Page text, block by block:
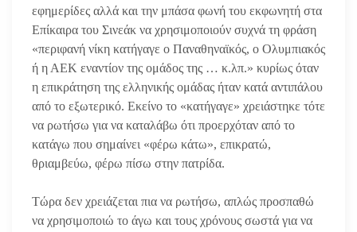
εφημερίδες αλλά και την μπάσα φωνή του εκφωνητή στα
Επίκαιρα του Σινεάκ να χρησιμοποιούν συχνά τη φράση
«περιφανή νίκη κατήγαγε ο Παναθηναϊκός, ο Ολυμπιακός
ή η ΑΕΚ εναντίον της ομάδος της … κ.λπ.» κυρίως όταν
η επικράτηση της ελληνικής ομάδας ήταν κατά αντιπάλου
από το εξωτερικό. Εκείνο το «κατήγαγε» χρειάστηκε τότε
να ρωτήσω για να καταλάβω ότι προερχόταν από το
κατάγω που σημαίνει «φέρω κάτω», επικρατώ,
θριαμβεύω, φέρω πίσω στην πατρίδα.
Τώρα δεν χρειάζεται πια να ρωτήσω, απλώς προσπαθώ
να χρησιμοποιώ το άγω και τους χρόνους σωστά για να